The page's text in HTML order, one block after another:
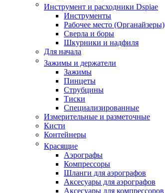
Инструмент и расходники Dspiae
Инструменты
Рабочее место (Органайзеры)
Сверла и боры
Шкурники и надфиля
Для начала
Зажимы и держатели
Зажимы
Пинцеты
Струбцины
Тиски
Специализированные
Измерительные и разметочные
Кисти
Контейнеры
Красящие
Аэрографы
Компрессоры
Шланги для аэрографов
Аксесуары для аэрографов
Аксесуары для компрессоров